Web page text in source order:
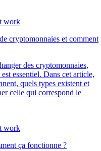
cryptomonnaies et comment
des cryptomonnaies,
essentiel. Dans cet article,
quels types existent et
celle qui correspond le
ça fonctionne ?